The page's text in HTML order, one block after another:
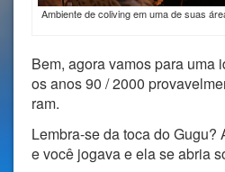
Ambiente de coliving em uma de suas
Bem, agora vamos para uma
os anos 90 / 2000
ram.
Lembra-se da toca do Gugu?
e você jogava e ela se abria